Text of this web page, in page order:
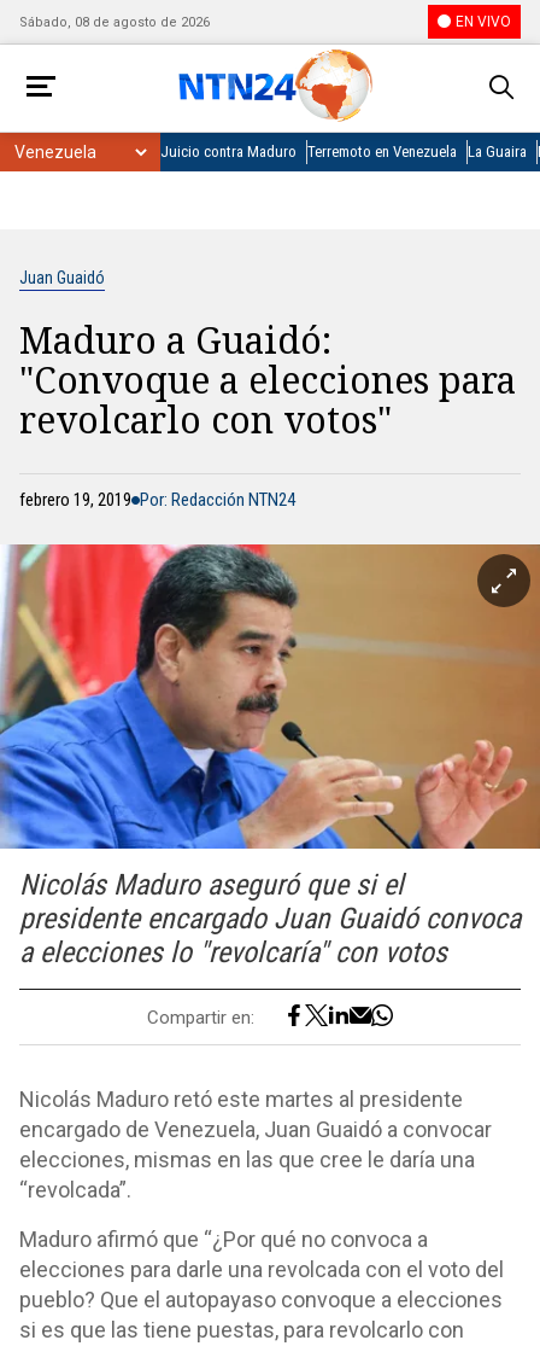
Sábado, 08 de agosto de 2026 EN VIVO
Juicio contra Maduro Terremoto en Venezuela La Guaira
Juan Guaidó
Maduro a Guaidó:
"Convoque a elecciones para
revolcarlo con votos"
febrero 19, 2019 Por: Redacción NTN24
Nicolás Maduro aseguró que si el
presidente encargado Juan Guaidó convoca
a elecciones lo "revolcaría" con votos
Compartir en:
Nicolás Maduro retó este martes al presidente
encargado de Venezuela, Juan Guaidó a convocar
elecciones, mismas en las que cree le daría una
“revolcada”.
Maduro afirmó que “¿Por qué no convoca a
elecciones para darle una revolcada con el voto del
pueblo? Que el autopayaso convoque a elecciones
si es que las tiene puestas, para revolcarlo con